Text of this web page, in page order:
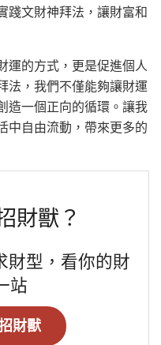
踐文財神拜法，讓財富和
運的方式，更是促進個人
法，我們不僅能夠讓財運
造一個正向的循環。讓我
中自由流動，帶來更多的
財獸？
財型，看你的財
站
財獸